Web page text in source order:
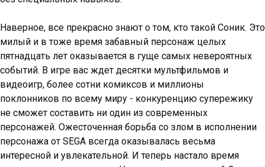
Наверное, все прекрасно знают о том, кто такой Соник. Это
милый и в тоже время забавный персонаж целых
пятнадцать лет оказывается в гуще самых невероятных
событий. В игре вас ждет десятки мультфильмов и
видеоигр, более сотни комиксов и миллионы
поклонников по всему миру - конкуренцию супережику
не сможет составить ни один из современных
персонажей. Ожесточенная борьба со злом в исполнении
персонажа от SEGA всегда оказывалась весьма
интересной и увлекательной. И теперь настало время